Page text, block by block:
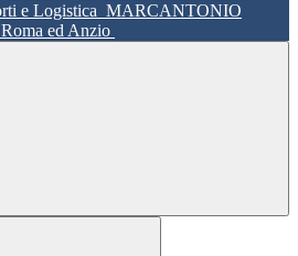
e Logistica MARCANTONIO
ed Anzio